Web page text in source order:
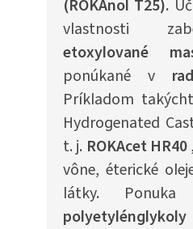
(ROKAnol T25).
vlastnosti
etoxylované
ponúkané v
Príkladom
Hydrogenated
t. j. ROKAcet HR40
vône, éterické
látky.